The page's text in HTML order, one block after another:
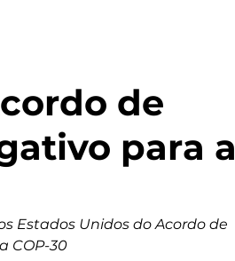
de
para a
Estados Unidos do Acordo de
COP-30